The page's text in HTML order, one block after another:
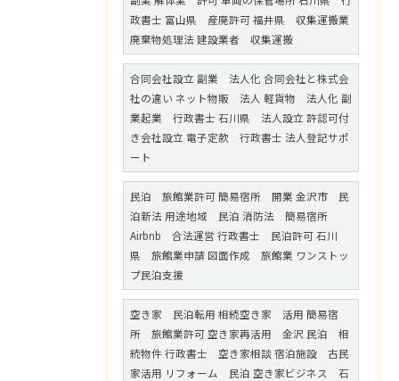
政書士 富山県 産廃許可 福井県 収集運搬業
廃棄物処理法 建設業者 収集運搬
合同会社設立 副業 法人化 合同会社と株式会
社の違い ネット物販 法人 軽貨物 法人化 副
業起業 行政書士 石川県 法人設立 許認可付
き会社設立 電子定款 行政書士 法人登記サポ
ート
民泊 旅館業許可 簡易宿所 開業 金沢市 民
泊新法 用途地域 民泊 消防法 簡易宿所
Airbnb 合法運営 行政書士 民泊許可 石川
県 旅館業申請 図面作成 旅館業 ワンストッ
プ民泊支援
空き家 民泊転用 相続空き家 活用 簡易宿
所 旅館業許可 空き家再活用 金沢 民泊 相
続物件 行政書士 空き家相談 宿泊施設 古民
家活用 リフォーム 民泊 空き家ビジネス 石